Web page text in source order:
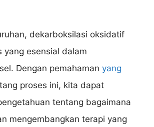
dekarboksilasi oksidatif
yang esensial dalam
Dengan pemahaman yang
proses ini, kita dapat
tentang bagaimana
mengembangkan terapi yang